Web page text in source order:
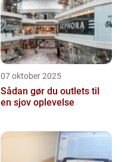
07 oktober 2025
Sådan gør du outlets til
en sjov oplevelse